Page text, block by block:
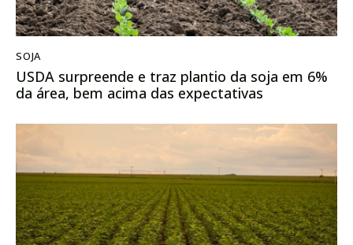
SOJA
USDA surpreende e traz plantio da soja em 6%
da área, bem acima das expectativas